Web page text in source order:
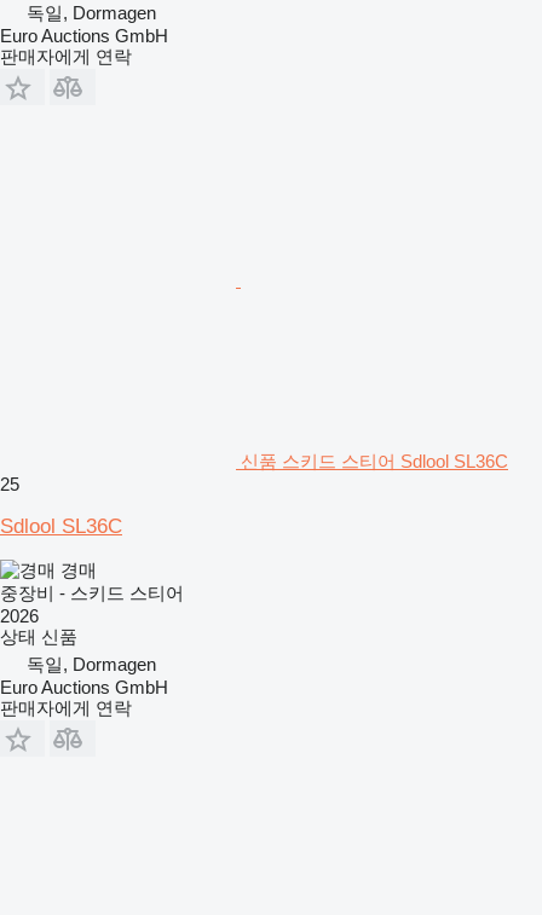
독일, Dormagen
Euro Auctions GmbH
판매자에게 연락
신품 스키드 스티어 Sdlool SL36C
25
Sdlool SL36C
경매
중장비 - 스키드 스티어
2026
상태 신품
독일, Dormagen
Euro Auctions GmbH
판매자에게 연락